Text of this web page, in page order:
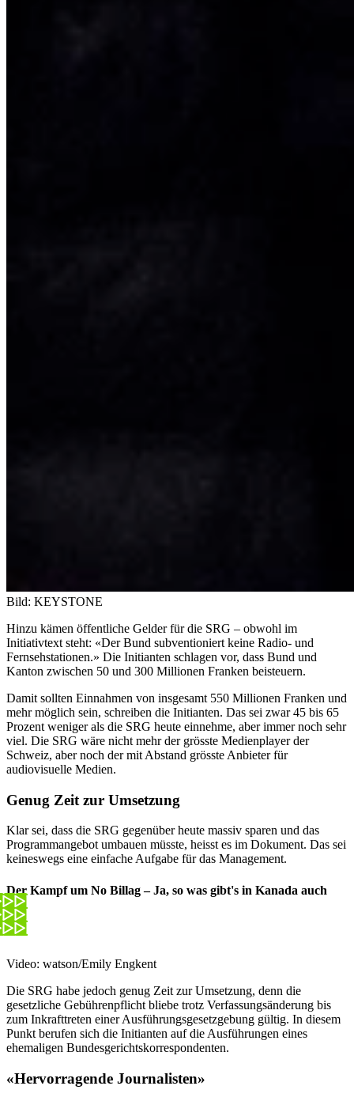
Bild: KEYSTONE
Hinzu kämen öffentliche Gelder für die SRG – obwohl im
Initiativtext steht: «Der Bund subventioniert keine Radio- und
Fernsehstationen.» Die Initianten schlagen vor, dass Bund und
Kanton zwischen 50 und 300 Millionen Franken beisteuern.
Damit sollten Einnahmen von insgesamt 550 Millionen Franken und
mehr möglich sein, schreiben die Initianten. Das sei zwar 45 bis 65
Prozent weniger als die SRG heute einnehme, aber immer noch sehr
viel. Die SRG wäre nicht mehr der grösste Medienplayer der
Schweiz, aber noch der mit Abstand grösste Anbieter für
audiovisuelle Medien.
Genug Zeit zur Umsetzung
Klar sei, dass die SRG gegenüber heute massiv sparen und das
Programmangebot umbauen müsste, heisst es im Dokument. Das sei
keineswegs eine einfache Aufgabe für das Management.
Der Kampf um No Billag – Ja, so was gibt's in Kanada auch
Video: watson/Emily Engkent
Die SRG habe jedoch genug Zeit zur Umsetzung, denn die
gesetzliche Gebührenpflicht bliebe trotz Verfassungsänderung bis
zum Inkrafttreten einer Ausführungsgesetzgebung gültig. In diesem
Punkt berufen sich die Initianten auf die Ausführungen eines
ehemaligen Bundesgerichtskorrespondenten.
«Hervorragende Journalisten»